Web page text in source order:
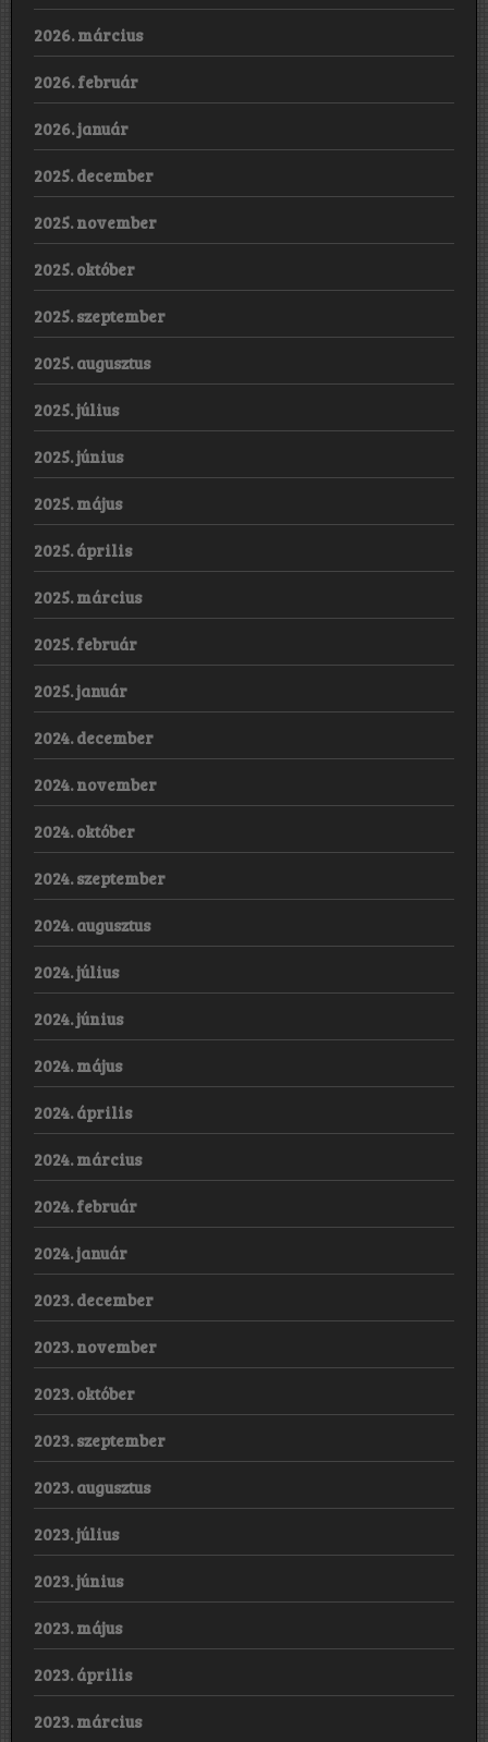
2026. március
2026. február
2026. január
2025. december
2025. november
2025. október
2025. szeptember
2025. augusztus
2025. július
2025. június
2025. május
2025. április
2025. március
2025. február
2025. január
2024. december
2024. november
2024. október
2024. szeptember
2024. augusztus
2024. július
2024. június
2024. május
2024. április
2024. március
2024. február
2024. január
2023. december
2023. november
2023. október
2023. szeptember
2023. augusztus
2023. július
2023. június
2023. május
2023. április
2023. március